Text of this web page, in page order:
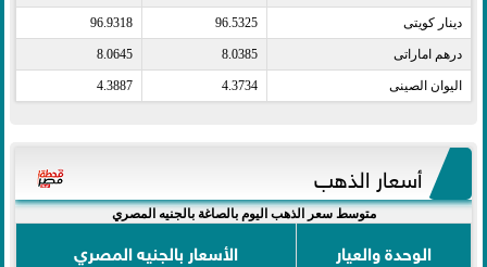
دينار كويتى​ 96.5325
96.9318
درهم اماراتى​ 8.0385
8.0645
اليوان الصينى​ 4.3734
4.3887
أسعار الذهب
متوسط سعر الذهب اليوم بالصاغة بالجنيه المصري
الوحدة والعيار
الأسعار بالجنيه المصري